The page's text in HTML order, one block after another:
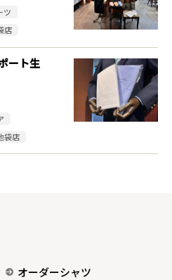
ツ
店
ート生
袋店
オーダーシャツ